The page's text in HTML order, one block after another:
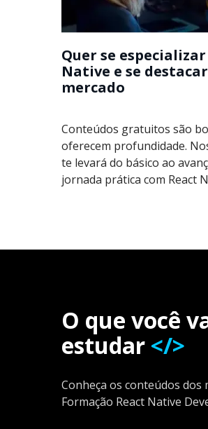
Quer se
Native e se
mercado
Conteúdos gratuitos são
oferecem profundidade.
te levará do básico ao
jornada prática com React
O que você
estudar </>
Conheça os conteúdos dos
Formação React Native